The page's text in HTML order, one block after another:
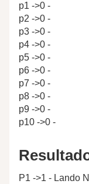
p1 ->0 -
p2 ->0 -
p3 ->0 -
p4 ->0 -
p5 ->0 -
p6 ->0 -
p7 ->0 -
p8 ->0 -
p9 ->0 -
p10 ->0 -
P1 ->1 - Lando